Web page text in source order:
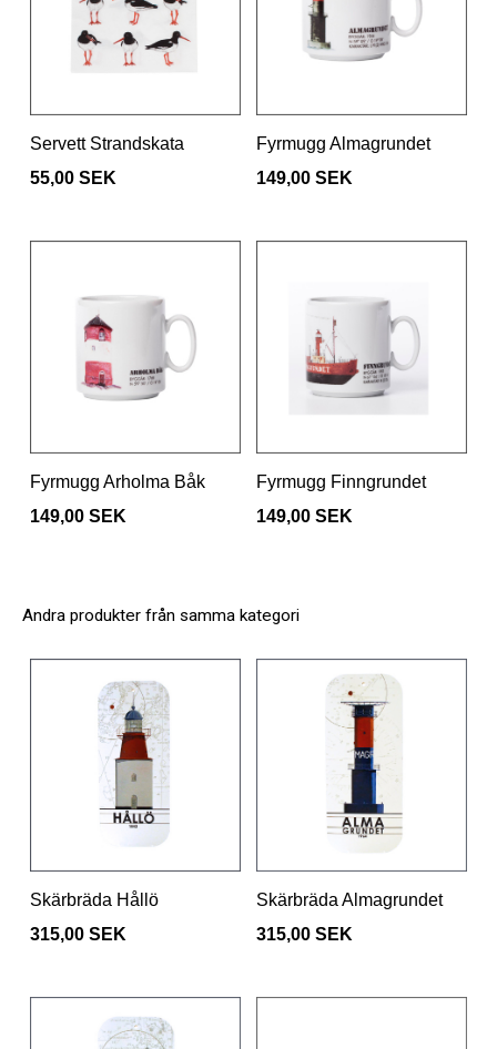
Servett Strandskata
55,00 SEK
Fyrmugg Almagrundet
149,00 SEK
Fyrmugg Arholma Båk
149,00 SEK
Fyrmugg Finngrundet
149,00 SEK
Andra produkter från samma kategori
Skärbräda Hållö
315,00 SEK
Skärbräda Almagrundet
315,00 SEK